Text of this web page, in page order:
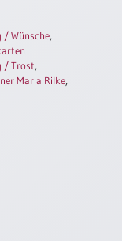
/ Wünsche,
/ Trost,
Maria Rilke,